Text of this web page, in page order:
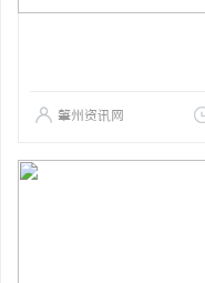
肇州资讯网